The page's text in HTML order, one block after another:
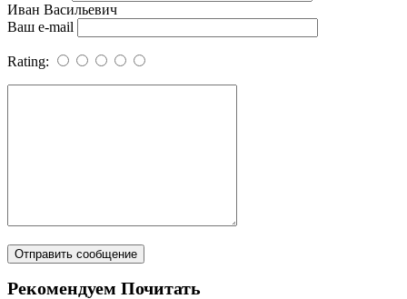
Иван Васильевич
Ваш e-mail
Rating:
Рекомендуем Почитать